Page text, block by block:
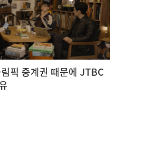
픽 중계권 때문에 JTBC